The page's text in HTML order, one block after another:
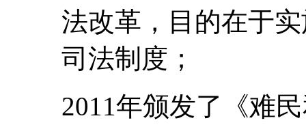
法改革，目的在于
司法制度；
2011年颁发了《难